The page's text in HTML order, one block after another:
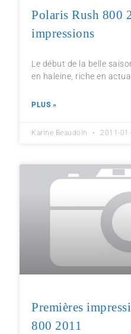
Polaris Rush 800
impressions
Le début de la belle
en haleine, riche en
PLUS »
Karine Beaudoin 2011-
Premières
800 2011